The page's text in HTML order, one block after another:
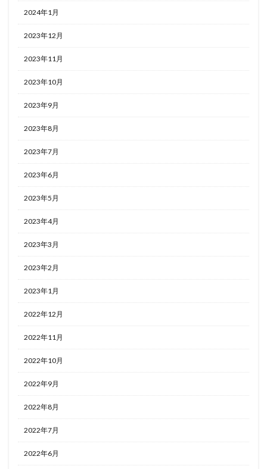
2024年1月
2023年12月
2023年11月
2023年10月
2023年9月
2023年8月
2023年7月
2023年6月
2023年5月
2023年4月
2023年3月
2023年2月
2023年1月
2022年12月
2022年11月
2022年10月
2022年9月
2022年8月
2022年7月
2022年6月